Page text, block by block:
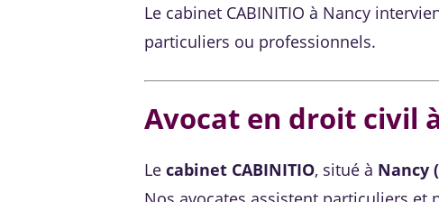
Le cabinet CABINITIO à Nancy
particuliers ou professionnels.
Avocat en droit civil
Le cabinet CABINITIO, situé à Nancy